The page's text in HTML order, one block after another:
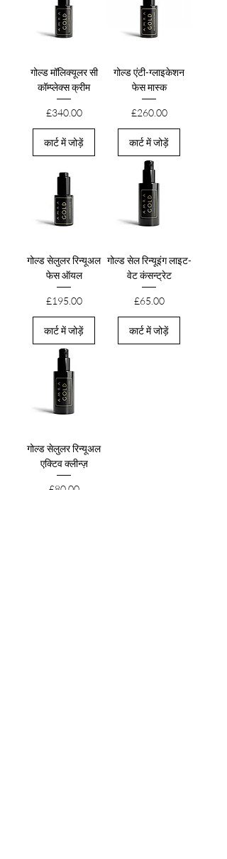
गोल्ड मॉलिक्यूलर सी
कॉम्प्लेक्स क्रीम
मूल्य
£340.00
कार्ट में जोड़ें
गोल्ड एंटी-ग्लाइकेशन
फेस मास्क
मूल्य
£260.00
कार्ट में जोड़ें
गोल्ड सेलुलर रिन्यूअल
फेस ऑयल
मूल्य
£195.00
कार्ट में जोड़ें
गोल्ड सेल रिन्यूइंग लाइट-
वेट कंसन्ट्रेट
मूल्य
£65.00
कार्ट में जोड़ें
गोल्ड सेलुलर रिन्यूअल
एक्टिव क्लीन्ज़
मूल्य
£80.00